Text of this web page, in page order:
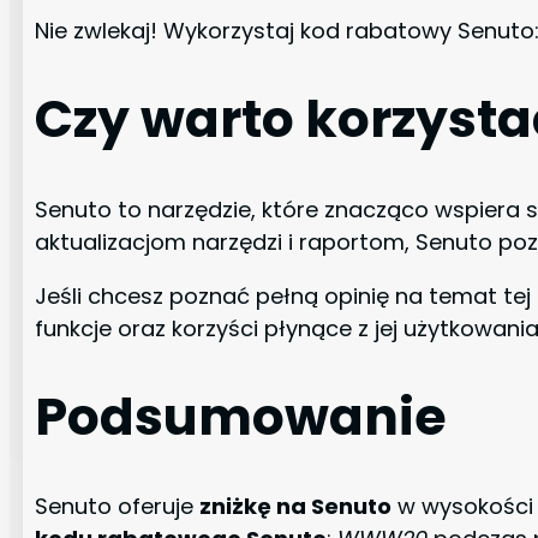
Nie zwlekaj! Wykorzystaj kod rabatowy
Czy warto
Senuto to narzędzie, które znacząco wspiera
aktualizacjom narzędzi i raportom, Senuto
Jeśli chcesz poznać pełną opinię na temat
funkcje oraz korzyści płynące z jej
Podsumowanie
Senuto oferuje zniżkę na Senuto w